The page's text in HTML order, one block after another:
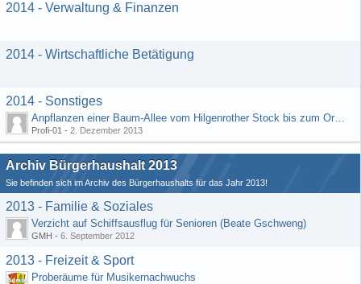
2014 - Verwaltung & Finanzen
2014 - Wirtschaftliche Betätigung
2014 - Sonstiges
Anpflanzen einer Baum-Allee vom Hilgenrother Stock bis zum Ortseingang
Profi-01 - 2. Dezember 2013
Archiv Bürgerhaushalt 2013
Sie befinden sich im Archiv des Bürgerhaushalts für das Jahr 2013!
2013 - Familie & Soziales
Verzicht auf Schiffsausflug für Senioren (Beate Gschweng)
GMH - 6. September 2012
2013 - Freizeit & Sport
Proberäume für Musikernachwuchs